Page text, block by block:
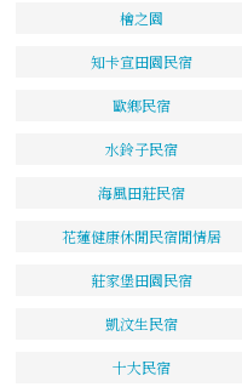
檜之園
知卡宣田園民宿
歐鄉民宿
水鈴子民宿
海風田莊民宿
花蓮健康休閒民宿閒情居
莊家堡田園民宿
凱汶生民宿
十大民宿